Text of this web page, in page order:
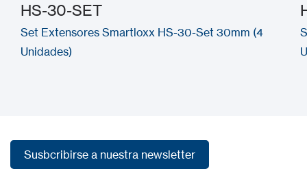
HS-30-SET
Set Extensores Smartloxx HS-30-Set 30mm (4
Unidades)
Susbcribirse a nuestra newsletter